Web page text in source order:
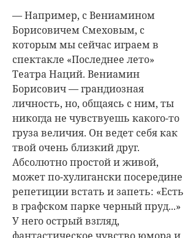
— Например, с Вениамином
Борисовичем Смеховым, с
которым мы сейчас играем в
спектакле «Последнее лето»
Театра Наций. Вениамин
Борисович — грандиозная
личность, но, общаясь с ним, ты
никогда не чувствуешь какого-то
груза величия. Он ведет себя как
твой очень близкий друг.
Абсолютно простой и живой,
может по-хулигански посередине
репетиции встать и запеть: «Есть
в графском парке черный пруд...»
У него острый взгляд,